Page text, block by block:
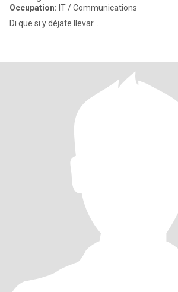
Occupation: IT / Communications
Di que si y déjate llevar...